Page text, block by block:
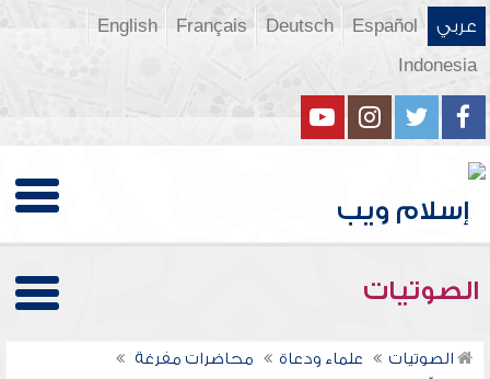
عربي Español
Deutsch
Français
English
Indonesia
الصوتيات
الصوتيات علماء ودعاة
محاضرات مفرغة